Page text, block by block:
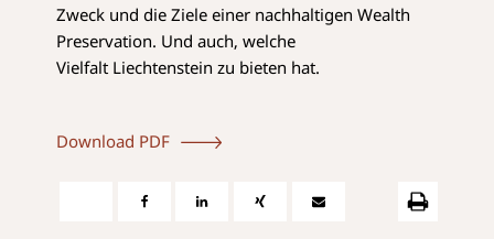
Zweck und die Ziele einer nachhaltigen Wealth
Preservation. Und auch, welche
Vielfalt Liechtenstein zu bieten hat.
Download PDF